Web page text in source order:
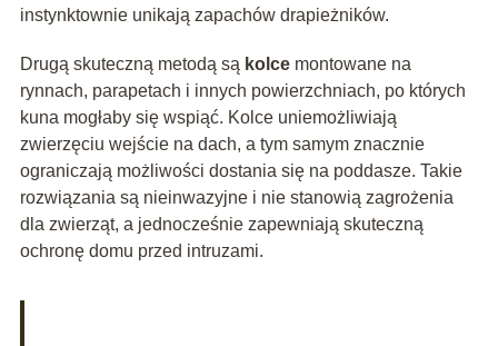
instynktownie unikają zapachów drapieżników.
Drugą skuteczną metodą są kolcemontowane na
rynnach, parapetach i innych powierzchniach, po których
kuna mogłaby się wspiąć. Kolce uniemożliwiają
zwierzęciu wejście na dach, a tym samym znacznie
ograniczają możliwości dostania się na poddasze. Takie
rozwiązania są nieinwazyjne i nie stanowią zagrożenia
dla zwierząt, a jednocześnie zapewniają skuteczną
ochronę domu przed intruzami.